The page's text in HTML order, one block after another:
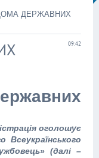
ДЕРЖАВНИХ
09:42
оголошує
(далі –